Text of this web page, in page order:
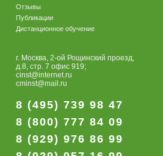
Отзывы
Публикации
Дистанционное обучение
г. Москва, 2-ой Рощинский проезд,
д.8, стр. 7 офис 919;
cinst@internet.ru
cminst@mail.ru
8 (495) 739 98 47
8 (800) 777 84 09
8 (929) 976 86 99